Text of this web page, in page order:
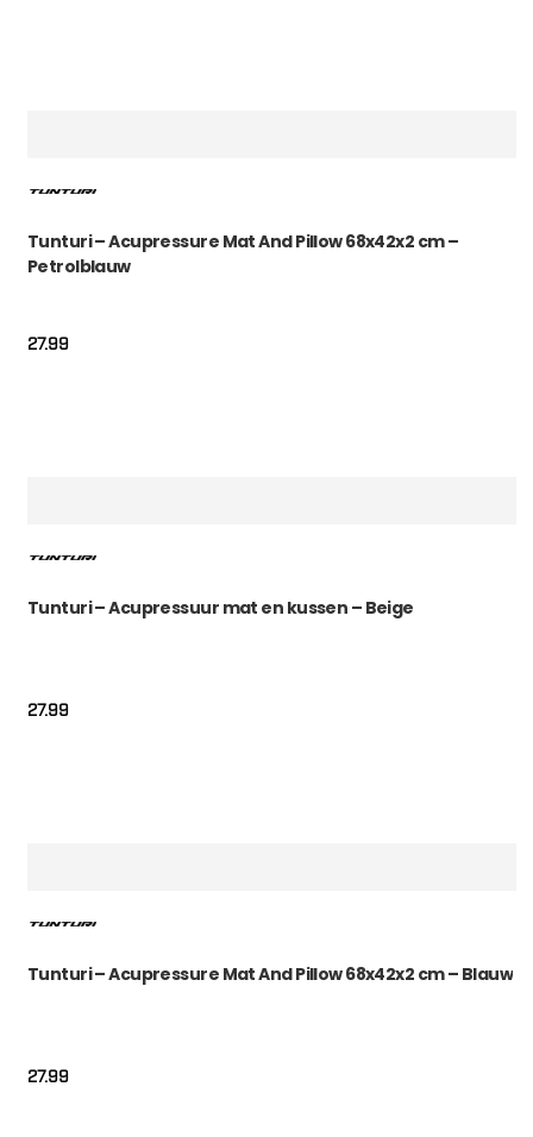
Tunturi – Acupressure Mat And Pillow 68x42x2 cm –
Petrolblauw
27.99
Tunturi – Acupressuur mat en kussen – Beige
27.99
Tunturi – Acupressure Mat And Pillow 68x42x2 cm – Blauw
27.99